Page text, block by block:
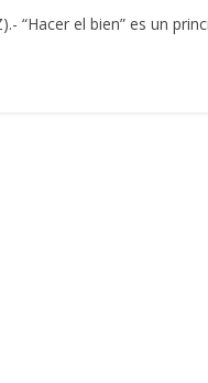
“Hacer el bien” es un